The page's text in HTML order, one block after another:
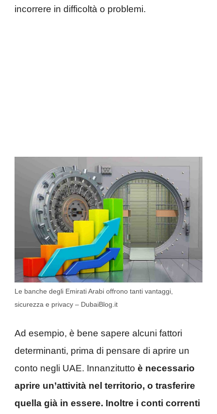
incorrere in difficoltà o problemi.
Le banche degli Emirati Arabi offrono tanti vantaggi,
sicurezza e privacy – DubaiBlog.it
Ad esempio, è bene sapere alcuni fattori
determinanti, prima di pensare di aprire un
conto negli UAE. Innanzitutto è necessario
aprire un’attività nel territorio, o trasferire
quella già in essere. Inoltre i conti correnti